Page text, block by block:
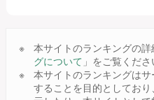
本サイトのランキングの
グについて 」をご覧くださ
本サイトのランキングは
することを目的としてお